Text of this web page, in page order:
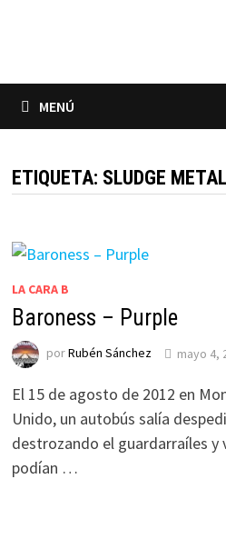
MENÚ
ETIQUETA: SLUDGE METAL
LA CARA B
Baroness – Purple
porRubén Sánchez mayo 4,
El 15 de agosto de 2012 en
Unido, un autobús salía
destrozando el guardarraíles y
podían …